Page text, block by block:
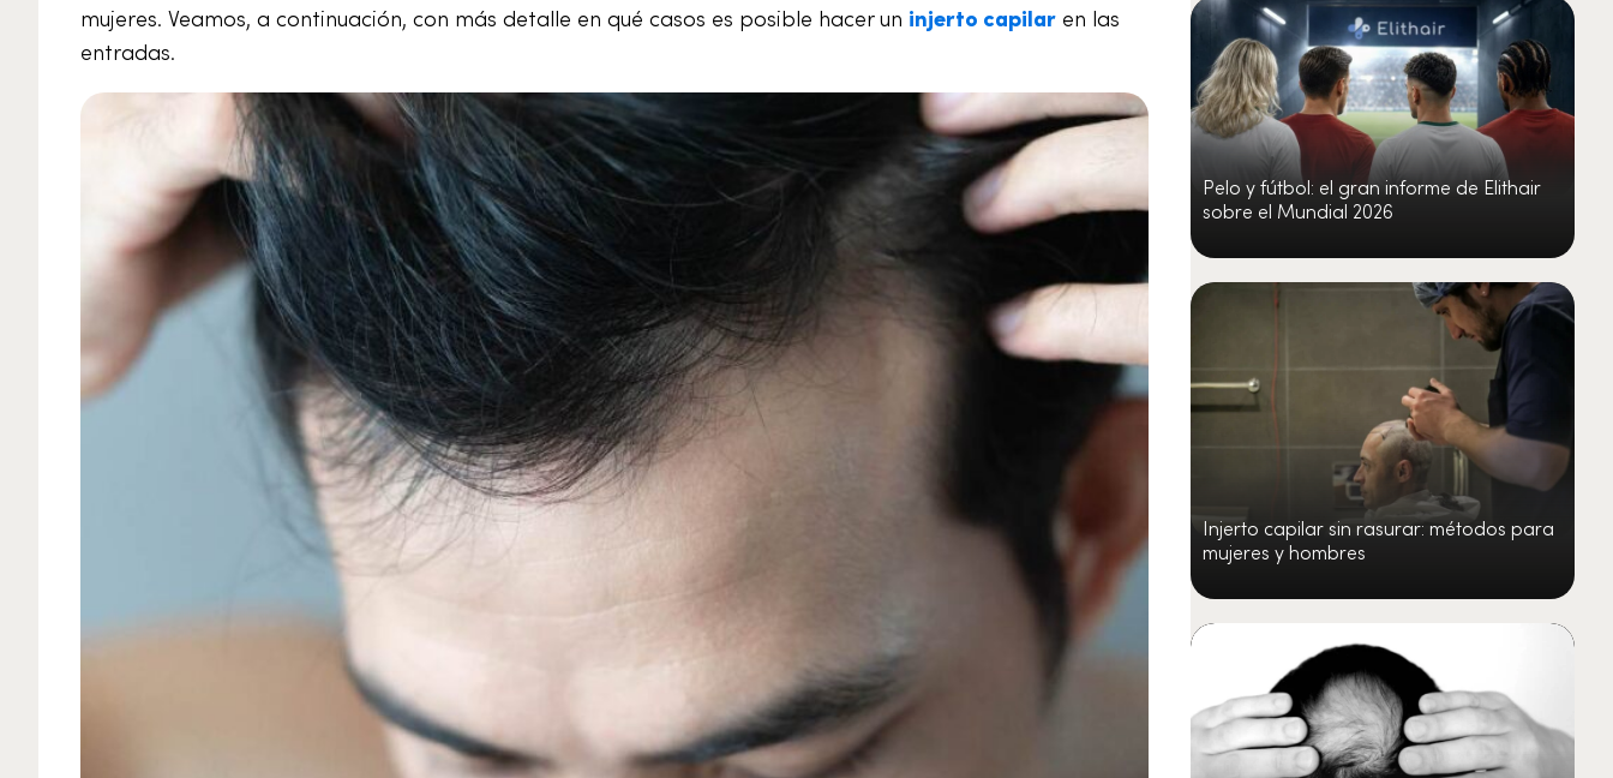
mujeres. Veamos, a continuación, con más detalle en qué casos es posible hacer un injerto capilaren las
entradas.
Pelo y fútbol: el gran informe de Elithair
sobre el Mundial 2026
Injerto capilar sin rasurar: métodos para
mujeres y hombres